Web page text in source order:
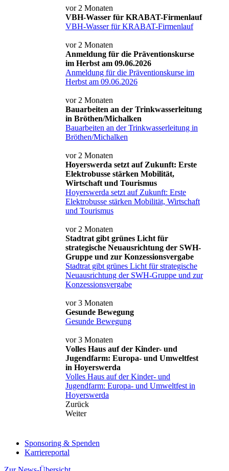
vor 2 Monaten
VBH-Wasser für KRABAT-Firmenlauf
VBH-Wasser für KRABAT-Firmenlauf
vor 2 Monaten
Anmeldung für die Präventionskurse
im Herbst am 09.06.2026
Anmeldung für die Präventionskurse im
Herbst am 09.06.2026
vor 2 Monaten
Bauarbeiten an der Trinkwasserleitung
in Bröthen/Michalken
Bauarbeiten an der Trinkwasserleitung in
Bröthen/Michalken
vor 2 Monaten
Hoyerswerda setzt auf Zukunft: Erste
Elektrobusse stärken Mobilität,
Wirtschaft und Tourismus
Hoyerswerda setzt auf Zukunft: Erste
Elektrobusse stärken Mobilität, Wirtschaft
und Tourismus
vor 2 Monaten
Stadtrat gibt grünes Licht für
strategische Neuausrichtung der SWH-
Gruppe und zur Konzessionsvergabe
Stadtrat gibt grünes Licht für strategische
Neuausrichtung der SWH-Gruppe und zur
Konzessionsvergabe
vor 3 Monaten
Gesunde Bewegung
Gesunde Bewegung
vor 3 Monaten
Volles Haus auf der Kinder- und
Jugendfarm: Europa- und Umweltfest
in Hoyerswerda
Volles Haus auf der Kinder- und
Jugendfarm: Europa- und Umweltfest in
Hoyerswerda
Zurück
Weiter
Sponsoring & Spenden
Karriereportal